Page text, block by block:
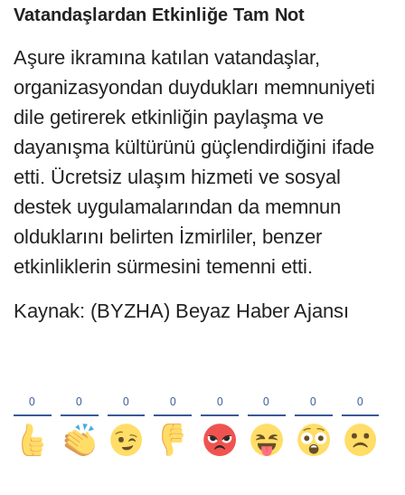
Vatandaşlardan Etkinliğe Tam Not
Aşure ikramına katılan vatandaşlar,
organizasyondan duydukları memnuniyeti
dile getirerek etkinliğin paylaşma ve
dayanışma kültürünü güçlendirdiğini ifade
etti. Ücretsiz ulaşım hizmeti ve sosyal
destek uygulamalarından da memnun
olduklarını belirten İzmirliler, benzer
etkinliklerin sürmesini temenni etti.
Kaynak: (BYZHA) Beyaz Haber Ajansı